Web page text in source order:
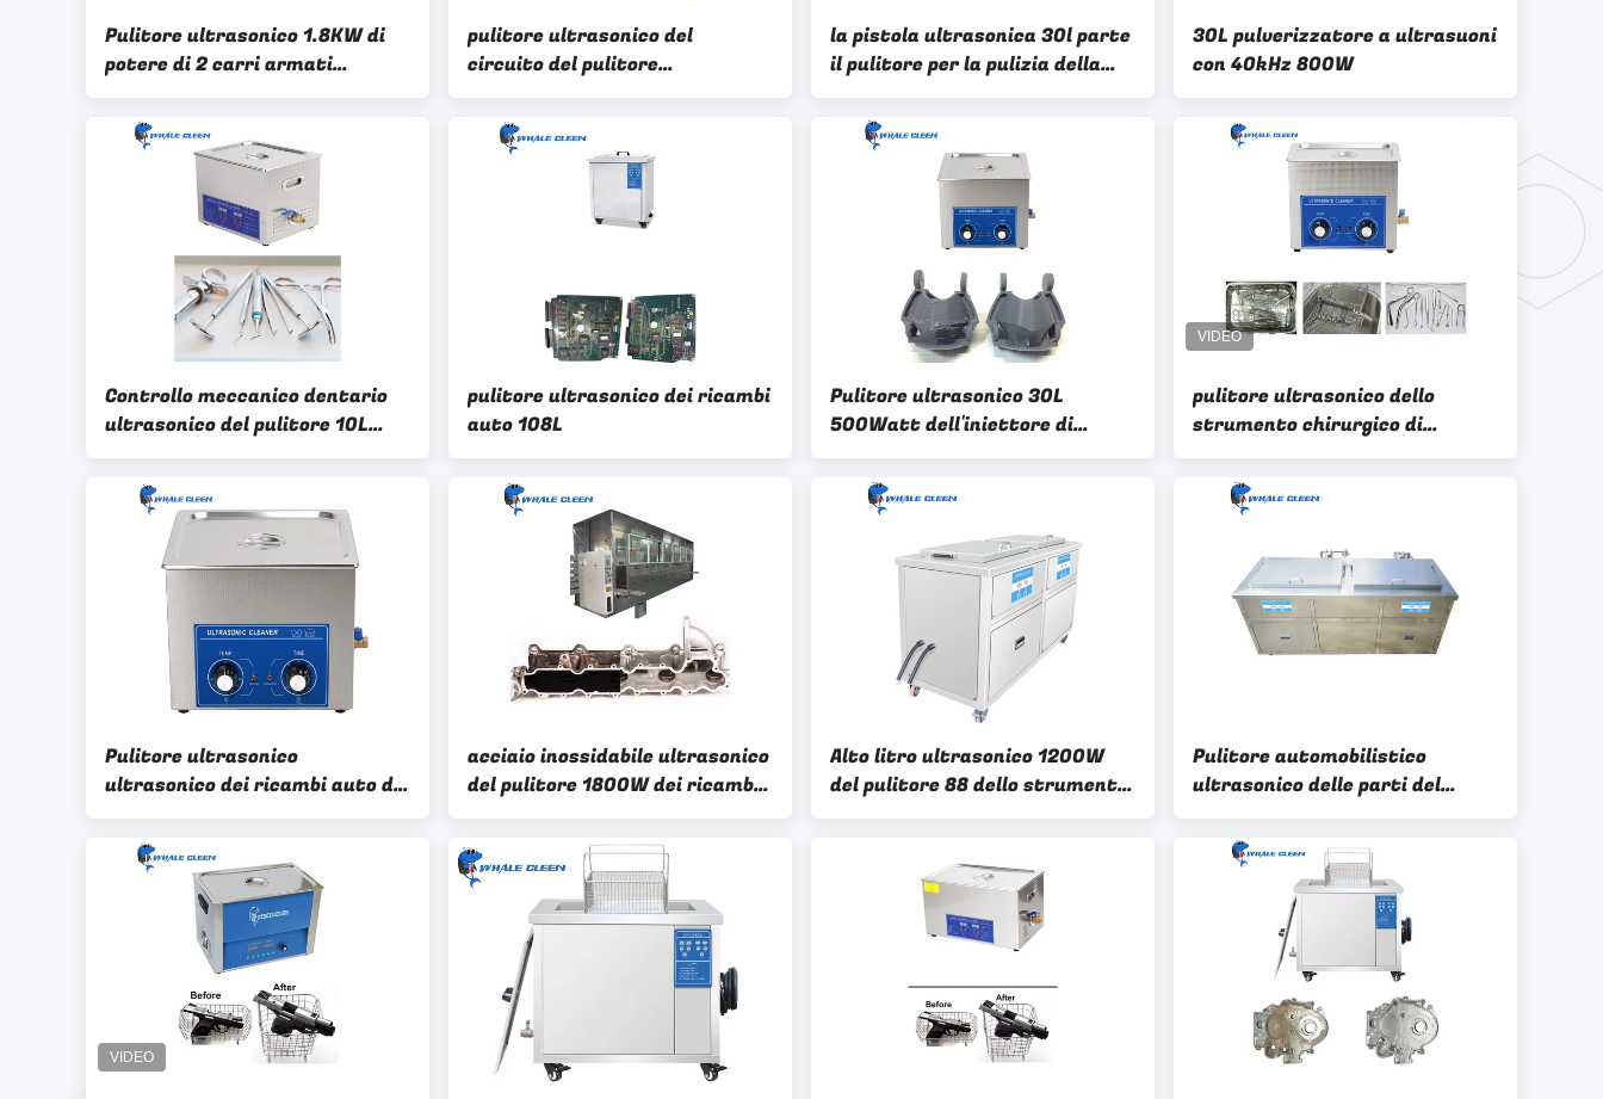
Pulitore ultrasonico 1.8KW di
potere di 2 carri armati
pulitore ultrasonico di 175 parti
di litro un piccolo
pulitore ultrasonico del
circuito del pulitore
ultrasonico di elettronica di
30L 600W
la pistola ultrasonica 30l parte
il pulitore per la pulizia della
pistola lunga con il radiatore
30L pulverizzatore a ultrasuoni
con 40kHz 800W
Controllo meccanico dentario
ultrasonico del pulitore 10L
dello strumento del carro
armato SUS304
pulitore ultrasonico dei ricambi
auto 108L
Pulitore ultrasonico 30L
500Watt dell'iniettore di
combustibile SUS304 per i
ricambi auto
pulitore ultrasonico dello
strumento chirurgico di
controllo meccanico
ultrasonico medico del pulitore
6.5L
Pulitore ultrasonico
ultrasonico dei ricambi auto del
pulitore 30L 500Watt
dell'iniettore di combustibile
del carro armato SUS304
acciaio inossidabile ultrasonico
del pulitore 1800W dei ricambi
auto 135L per le componenti del
motore
Alto litro ultrasonico 1200W
del pulitore 88 dello strumento
chirurgico di Effiency con il
Pulitore automobilistico
ultrasonico delle parti del
doppio carro armato macchina
di pulizia ultrasonica di 3 fasi